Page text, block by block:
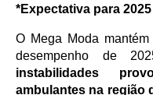
*Expectativa para
O Mega Moda
instabilidades
ambulantes na região